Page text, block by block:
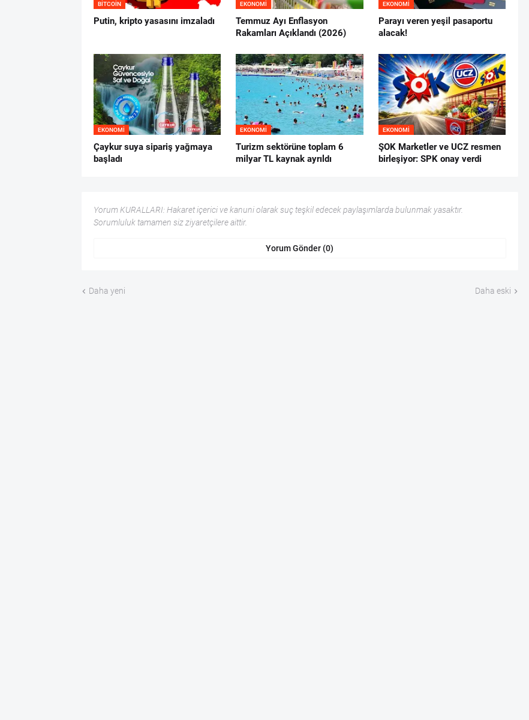
BITCOIN
Putin, kripto yasasını imzaladı
EKONOMI
Temmuz Ayı Enflasyon
Rakamları Açıklandı (2026)
EKONOMI
Parayı veren yeşil pasaportu
alacak!
EKONOMI
Çaykur suya sipariş yağmaya
başladı
EKONOMI
Turizm sektörüne toplam 6
milyar TL kaynak ayrıldı
EKONOMI
ŞOK Marketler ve UCZ resmen
birleşiyor: SPK onay verdi
Yorum KURALLARI: Hakaret içerici ve kanuni olarak suç teşkil edecek paylaşımlarda bulunmak yasaktır.
Sorumluluk tamamen siz ziyaretçilere aittir.
Yorum Gönder (0)
Daha yeni Daha eski